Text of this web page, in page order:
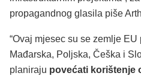
propagandnog glasila piše
“Ovaj mjesec su se zemlje
Mađarska, Poljska, Češka i
planiraju povećati korištenje